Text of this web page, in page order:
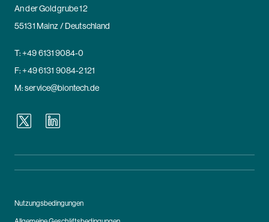
An der Goldgrube 12
55131 Mainz / Deutschland
T:+49 6131 9084-0
F: +49 6131 9084-2121
M:service@biontech.de
Nutzungsbedingungen